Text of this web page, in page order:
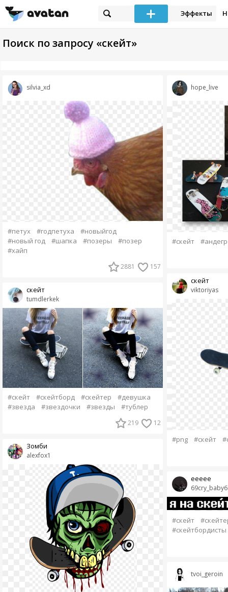
Эффекты
Поиск по запросу «скейт»
silvia_xd
#петух #годпетуха
#новыйгод
#новый год
#шапка #позеры
#позер
#хайп
2881 157
tumdlerkek
скейт
#скейт #скейтборд #скейтер
#девушка
#звезда
#звездочки #звезды #тублер
219 12
alexfox1
Зомби
hope_live
#скейт
viktoriyas
скейт
#png #скейт
еееее
#скейт
#скейтбордисты
tvoi_geroin